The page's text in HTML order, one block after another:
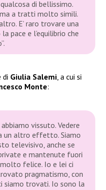
di bellissimo.
ma a tratti molto simili.
E’ raro trovare una
pace e l’equilibrio che
di Giulia Salemi, a cui si
Monte:
vissuto. Vedere
un altro effetto. Siamo
televisivo, anche se
e mantenute fuori
felice. Io e lei ci
pragmatismo, con
siamo trovati. Io sono la